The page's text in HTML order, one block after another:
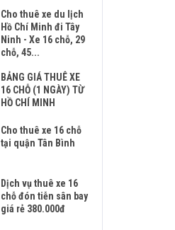
Cho thuê xe du lịch
Hồ Chí Minh đi Tây
Ninh - Xe 16 chỗ, 29
chỗ, 45...
BẢNG GIÁ THUÊ XE
16 CHỖ (1 NGÀY) TỪ
HỒ CHÍ MINH
Cho thuê xe 16 chỗ
tại quận Tân Bình
Dịch vụ thuê xe 16
chỗ đón tiễn sân bay
giá rẻ 380.000đ